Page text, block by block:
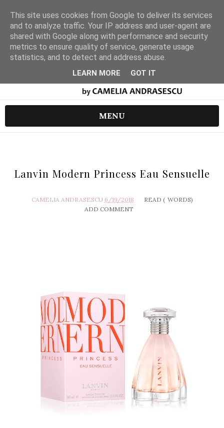
MENU
Lanvin Modern Princess Eau Sensuelle
CAMELIA ANDRASESCU 6/19/2018 READ ( WORDS)
ADD COMMENT
This site uses cookies from Google to deliver its services
and to analyze traffic. Your IP address and user-agent are
shared with Google along with performance and security
metrics to ensure quality of service, generate usage
statistics, and to detect and address abuse.
LEARN MORE GOT IT